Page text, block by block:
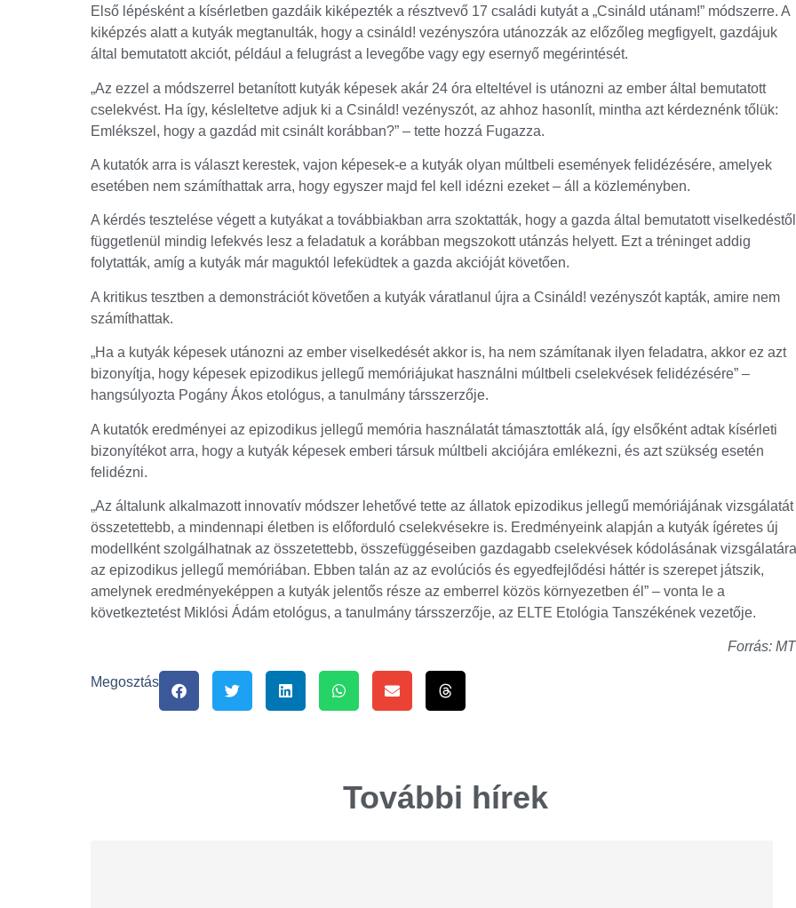
Első lépésként a kísérletben gazdáik kiképezték a résztvevő 17 családi kutyát a „Csináld utánam!” módszerre. A
kiképzés alatt a kutyák megtanulták, hogy a csináld! vezényszóra utánozzák az előzőleg megfigyelt, gazdájuk
által bemutatott akciót, például a felugrást a levegőbe vagy egy esernyő megérintését.
„Az ezzel a módszerrel betanított kutyák képesek akár 24 óra elteltével is utánozni az ember által bemutatott
cselekvést. Ha így, késleltetve adjuk ki a Csináld! vezényszót, az ahhoz hasonlít, mintha azt kérdeznénk tőlük:
Emlékszel, hogy a gazdád mit csinált korábban?” – tette hozzá Fugazza.
A kutatók arra is választ kerestek, vajon képesek-e a kutyák olyan múltbeli események felidézésére, amelyek
esetében nem számíthattak arra, hogy egyszer majd fel kell idézni ezeket – áll a közleményben.
A kérdés tesztelése végett a kutyákat a továbbiakban arra szoktatták, hogy a gazda által bemutatott viselkedéstől
függetlenül mindig lefekvés lesz a feladatuk a korábban megszokott utánzás helyett. Ezt a tréninget addig
folytatták, amíg a kutyák már maguktól lefeküdtek a gazda akcióját követően.
A kritikus tesztben a demonstrációt követően a kutyák váratlanul újra a Csináld! vezényszót kapták, amire nem
számíthattak.
„Ha a kutyák képesek utánozni az ember viselkedését akkor is, ha nem számítanak ilyen feladatra, akkor ez azt
bizonyítja, hogy képesek epizodikus jellegű memóriájukat használni múltbeli cselekvések felidézésére” –
hangsúlyozta Pogány Ákos etológus, a tanulmány társszerzője.
A kutatók eredményei az epizodikus jellegű memória használatát támasztották alá, így elsőként adtak kísérleti
bizonyítékot arra, hogy a kutyák képesek emberi társuk múltbeli akciójára emlékezni, és azt szükség esetén
felidézni.
„Az általunk alkalmazott innovatív módszer lehetővé tette az állatok epizodikus jellegű memóriájának vizsgálatát
összetettebb, a mindennapi életben is előforduló cselekvésekre is. Eredményeink alapján a kutyák ígéretes új
modellként szolgálhatnak az összetettebb, összefüggéseiben gazdagabb cselekvések kódolásának vizsgálatára
az epizodikus jellegű memóriában. Ebben talán az az evolúciós és egyedfejlődési háttér is szerepet játszik,
amelynek eredményeképpen a kutyák jelentős része az emberrel közös környezetben él” – vonta le a
következtetést Miklósi Ádám etológus, a tanulmány társszerzője, az ELTE Etológia Tanszékének vezetője.
Forrás:
Megosztás
További hírek